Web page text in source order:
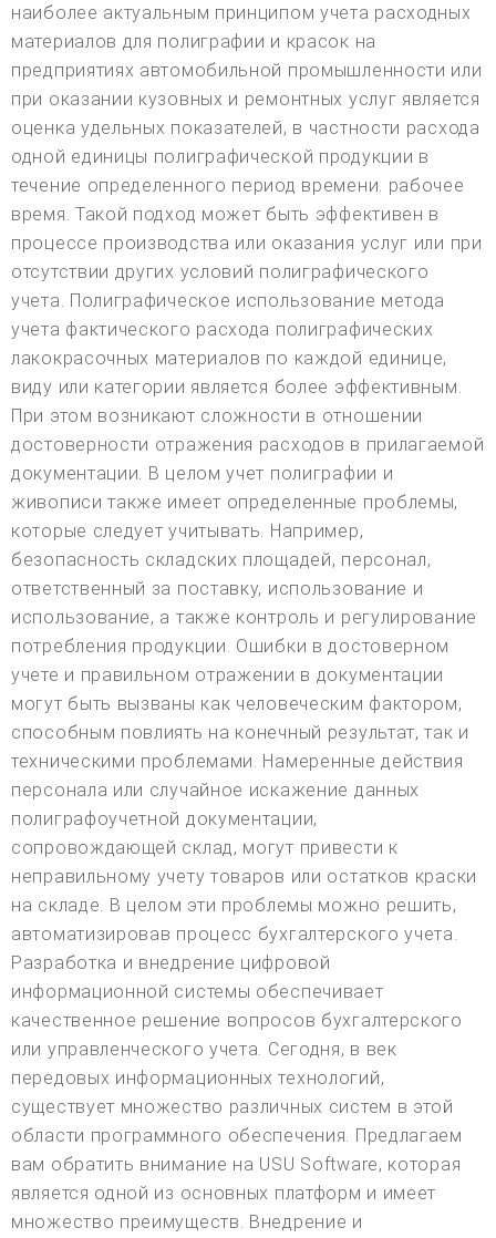
наиболее актуальным принципом учета расходных
материалов для полиграфии и красок на
предприятиях автомобильной промышленности или
при оказании кузовных и ремонтных услуг является
оценка удельных показателей, в частности расхода
одной единицы полиграфической продукции в
течение определенного период времени. рабочее
время. Такой подход может быть эффективен в
процессе производства или оказания услуг или при
отсутствии других условий полиграфического
учета. Полиграфическое использование метода
учета фактического расхода полиграфических
лакокрасочных материалов по каждой единице,
виду или категории является более эффективным.
При этом возникают сложности в отношении
достоверности отражения расходов в прилагаемой
документации. В целом учет полиграфии и
живописи также имеет определенные проблемы,
которые следует учитывать. Например,
безопасность складских площадей, персонал,
ответственный за поставку, использование и
использование, а также контроль и регулирование
потребления продукции. Ошибки в достоверном
учете и правильном отражении в документации
могут быть вызваны как человеческим фактором,
способным повлиять на конечный результат, так и
техническими проблемами. Намеренные действия
персонала или случайное искажение данных
полиграфоучетной документации,
сопровождающей склад, могут привести к
неправильному учету товаров или остатков краски
на складе. В целом эти проблемы можно решить,
автоматизировав процесс бухгалтерского учета.
Разработка и внедрение цифровой
информационной системы обеспечивает
качественное решение вопросов бухгалтерского
или управленческого учета. Сегодня, в век
передовых информационных технологий,
существует множество различных систем в этой
области программного обеспечения. Предлагаем
вам обратить внимание на USU Software, которая
является одной из основных платформ и имеет
множество преимуществ. Внедрение и